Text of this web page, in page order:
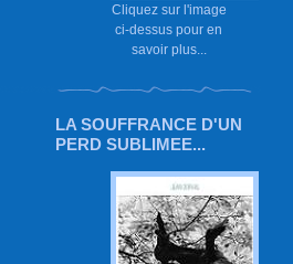
Cliquez sur l'image
ci-dessus pour en
savoir plus...
LA SOUFFRANCE D'UN
PERD SUBLIMEE...